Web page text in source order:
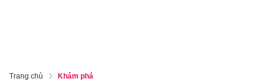
Trang chủ Khám phá